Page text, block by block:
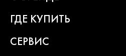
ГДЕ КУПИТЬ
СЕРВИС